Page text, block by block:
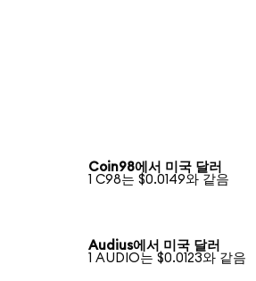
Coin98에서 미국 달러
1 C98는 $0.0149와 같음
Audius에서 미국 달러
1 AUDIO는 $0.0123와 같음